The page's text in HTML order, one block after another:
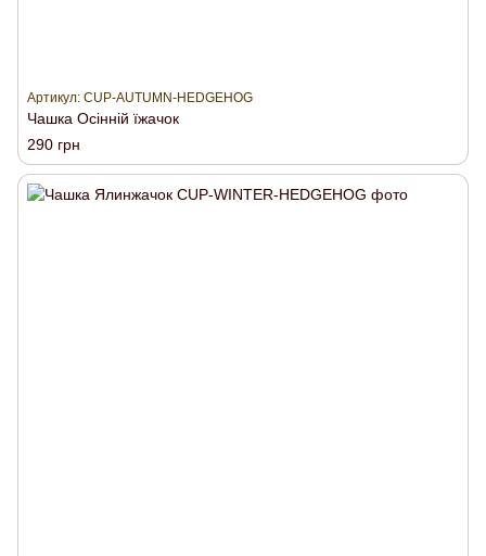
Артикул: CUP-AUTUMN-HEDGEHOG
Чашка Осінній їжачок
290 грн